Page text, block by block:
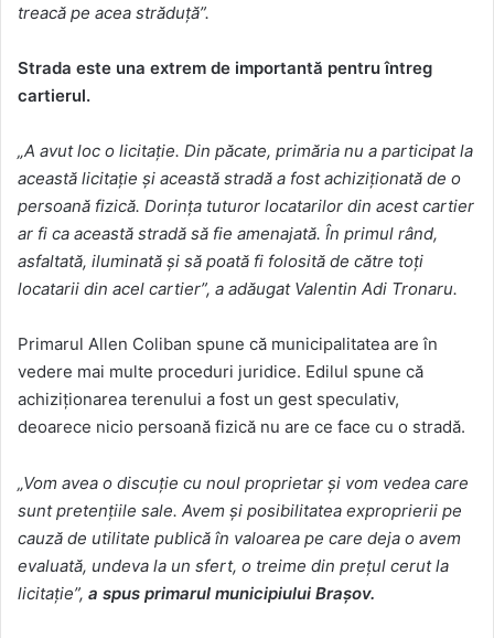
treacă pe acea străduță”.
Strada este una extrem de importantă pentru întreg
cartierul.
„A avut loc o licitație. Din păcate, primăria nu a participat la
această licitație și această stradă a fost achiziționată de o
persoană fizică. Dorința tuturor locatarilor din acest cartier
ar fi ca această stradă să fie amenajată. În primul rând,
asfaltată, iluminată și să poată fi folosită de către toți
locatarii din acel cartier”, a adăugat Valentin Adi Tronaru.
Primarul Allen Coliban spune că municipalitatea are în
vedere mai multe proceduri juridice. Edilul spune că
achiziționarea terenului a fost un gest speculativ,
deoarece nicio persoană fizică nu are ce face cu o stradă.
„Vom avea o discuție cu noul proprietar și vom vedea care
sunt pretențiile sale. Avem și posibilitatea exproprierii pe
cauză de utilitate publică în valoarea pe care deja o avem
evaluată, undeva la un sfert, o treime din prețul cerut la
licitație”, a spus primarul municipiului Brașov.